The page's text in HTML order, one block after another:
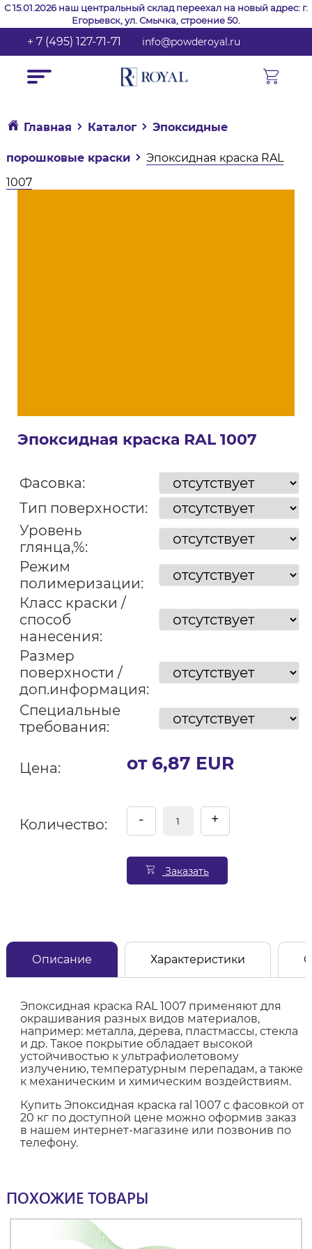
С 15.01.2026 наш центральный склад переехал на новый адрес: г.
Егорьевск, ул. Смычка, строение 50.
+ 7 (495) 127-71-71 info@powderoyal.ru
Главная Каталог Эпоксидные
порошковые краски
Эпоксидная краска RAL
1007
Эпоксидная краска RAL 1007
Фасовка:
Тип поверхности:
Уровень
глянца,%:
Режим
полимеризации:
Класс краски /
способ
нанесения:
Размер
поверхности /
доп.информация:
Специальные
требования:
Цена: от 6,87 EUR
Количество: - +
Заказать
Описание Характеристики
Эпоксидная краска RAL 1007 применяют для
окрашивания разных видов материалов,
например: металла, дерева, пластмассы, стекла
и др. Такое покрытие обладает высокой
устойчивостью к ультрафиолетовому
излучению, температурным перепадам, а также
к механическим и химическим воздействиям.
Купить Эпоксидная краска ral 1007 с фасовкой от
20 кг по доступной цене можно оформив заказ
в нашем интернет-магазине или позвонив по
телефону.
ПОХОЖИЕ ТОВАРЫ